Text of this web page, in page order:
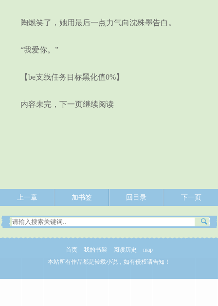
陶燃笑了，她用最后一点力气向沈殊墨告白。
“我爱你。”
【be支线任务目标黑化值0%】
内容未完，下一页继续阅读
上一章 加书签 回目录 下一页
首页 我的书架 阅读历史
map
本站所有作品都是转载小说，如有侵权请告知！